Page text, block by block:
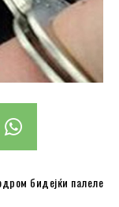
бидејќи палеле